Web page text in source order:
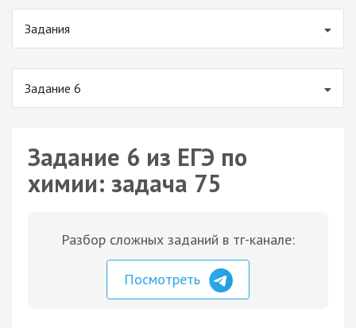
Задания
Задание 6
Задание 6 из ЕГЭ по
химии: задача 75
Разбор сложных заданий в тг-канале:
Посмотреть